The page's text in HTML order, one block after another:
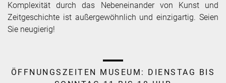
Komplexität durch das Nebeneinander von Kunst und
Zeitgeschichte ist außergewöhnlich und einzigartig. Seien
Sie neugierig!
ÖFFNUNGSZEITEN MUSEUM: DIENSTAG BIS